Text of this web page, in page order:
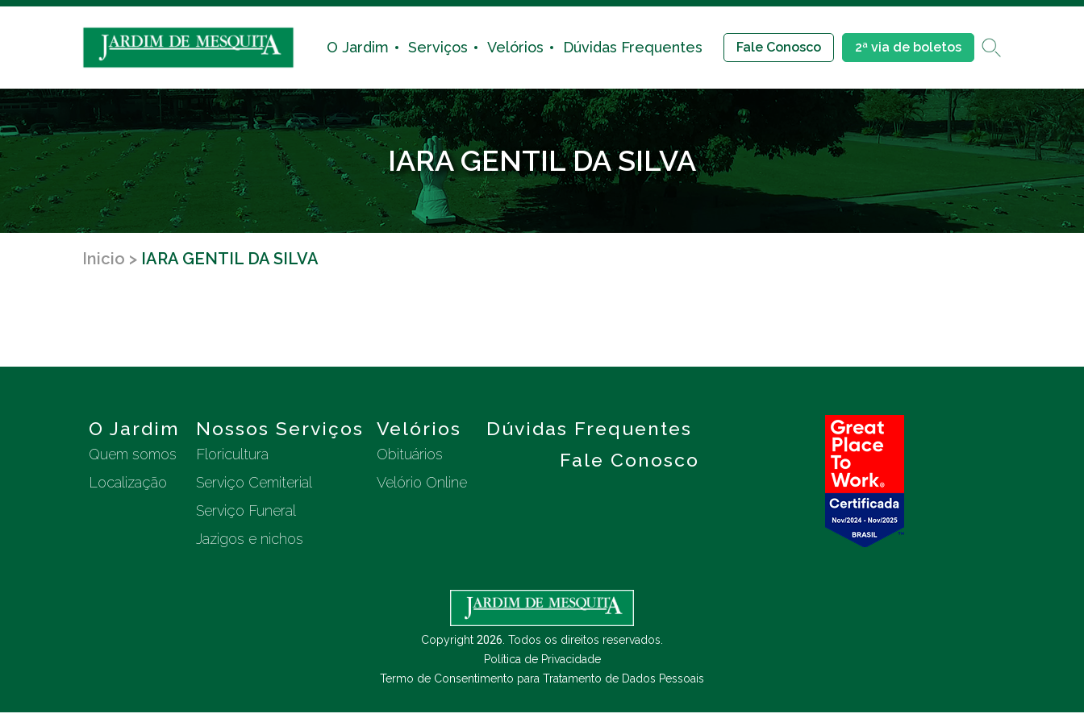
O Jardim Serviços Velórios Dúvidas Frequentes Fale Conosco 2ª via de boletos
IARA GENTIL DA SILVA
Inicio IARA GENTIL DA SILVA
O Jardim
Quem somos
Localização
Nossos Serviços
Floricultura
Serviço Cemiterial
Serviço Funeral
Jazigos e nichos
Velórios
Obituários
Velório Online
Dúvidas Frequentes
Fale Conosco
Copyright 2026 . Todos os direitos reservados.
Política de Privacidade
Termo de Consentimento para Tratamento de Dados Pessoais